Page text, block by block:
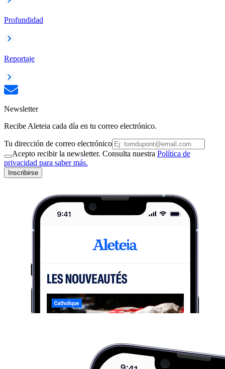
Profundidad
Reportaje
Newsletter
Recibe Aleteia cada día en tu correo electrónico.
Tu dirección de correo electrónico
Acepto recibir la newsletter. Consulta nuestra Política de
privacidad para saber más.
Inscribirse